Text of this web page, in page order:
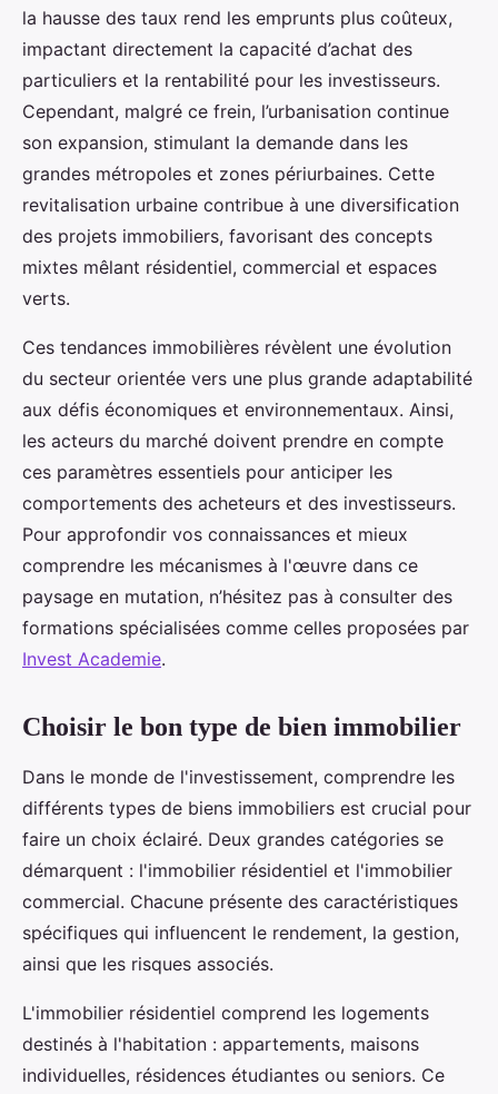
la hausse des taux rend les emprunts plus coûteux,
impactant directement la capacité d’achat des
particuliers et la rentabilité pour les investisseurs.
Cependant, malgré ce frein, l’urbanisation continue
son expansion, stimulant la demande dans les
grandes métropoles et zones périurbaines. Cette
revitalisation urbaine contribue à une diversification
des projets immobiliers, favorisant des concepts
mixtes mêlant résidentiel, commercial et espaces
verts.
Ces tendances immobilières révèlent une évolution
du secteur orientée vers une plus grande adaptabilité
aux défis économiques et environnementaux. Ainsi,
les acteurs du marché doivent prendre en compte
ces paramètres essentiels pour anticiper les
comportements des acheteurs et des investisseurs.
Pour approfondir vos connaissances et mieux
comprendre les mécanismes à l'œuvre dans ce
paysage en mutation, n’hésitez pas à consulter des
formations spécialisées comme celles proposées par
Invest Academie.
Choisir le bon type de bien immobilier
Dans le monde de l'investissement, comprendre les
différents types de biens immobiliers est crucial pour
faire un choix éclairé. Deux grandes catégories se
démarquent : l'immobilier résidentiel et l'immobilier
commercial. Chacune présente des caractéristiques
spécifiques qui influencent le rendement, la gestion,
ainsi que les risques associés.
L'immobilier résidentiel comprend les logements
destinés à l'habitation : appartements, maisons
individuelles, résidences étudiantes ou seniors. Ce